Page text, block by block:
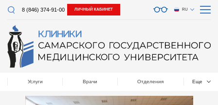
8 (846) 374-91-00 ЛИЧНЫЙ КАБИНЕТ RU
Услуги Врачи Отделения Еще